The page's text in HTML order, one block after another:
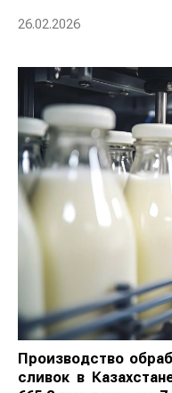
26.02.2026
Производство
сливок в